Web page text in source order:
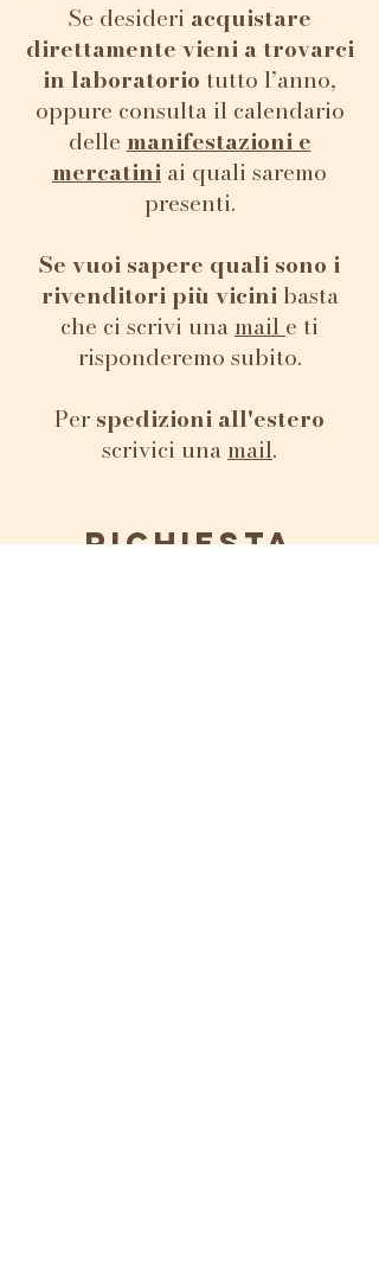
cera.
Per le sue proprietà
impermeabilizzanti,
nutritive ed antibatteriche,
la cera d’api viene
utilizzata fin dall’antichità
come base per diverse
preparazioni per la cura
della pelle e del legno.
Se desideri acquistare
direttamente vieni a trovarci
in laboratorio tutto l’anno,
oppure consulta il calendario
dellemanifestazioni e
mercatini ai quali saremo
presenti.
Se vuoi sapere quali sono i
rivenditori più vicinibasta
che ci scrivi unamaile ti
risponderemo subito.
Per spedizioni all'estero
scrivici unamail.
RICHIESTA